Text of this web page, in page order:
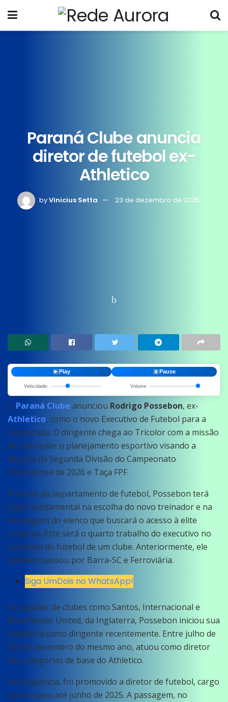
Paraná Clube anuncia
diretor de futebol ex-
Athletico
byVinicius Setta 23 de dezembro de 2025
Play Pause
Velocidade: Volume:
O Paraná Clube anunciou Rodrigo Possebon, ex-
Athletico, como o novo Executivo de Futebol para a
temporada. O dirigente chega ao Tricolor com a missão
de comandar o planejamento esportivo visando a
disputa da Segunda Divisão do Campeonato
Paranaense de 2026 e Taça FPF.
À frente do departamento de futebol, Possebon terá
papel fundamental na escolha do novo treinador e na
montagem do elenco que buscará o acesso à elite
estadual. Este será o quarto trabalho do executivo no
comando do futebol de um clube. Anteriormente, ele
também passou por Barra-SC e Ferroviária.
Siga UmDois no WhatsApp!
Ex-jogador de clubes como Santos, Internacional e
Manchester United, da Inglaterra, Possebon iniciou sua
trajetória como dirigente recentemente. Entre julho de
2024 e dezembro do mesmo ano, atuou como diretor
das categorias de base do Athletico.
Na sequência, foi promovido a diretor de futebol, cargo
que ocupou até junho de 2025. A passagem, no